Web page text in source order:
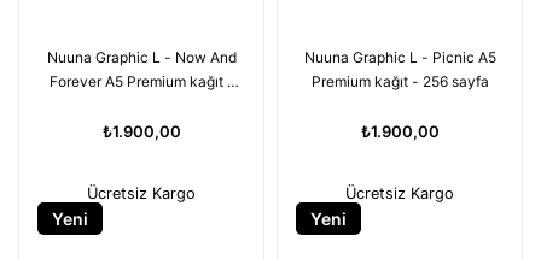
Nuuna Graphic L - Now And
Forever A5 Premium kağıt -
₺1.900,00
Ücretsiz Kargo
Yeni
Nuuna Graphic L - Picnic A5
Premium kağıt - 256 sayfa
₺1.900,00
Ücretsiz Kargo
Yeni